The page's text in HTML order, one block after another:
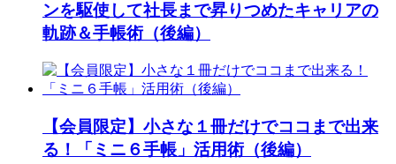
ンを駆使して社長まで昇りつめたキャリアの
軌跡＆手帳術（後編）
【会員限定】小さな１冊だけでココまで出来
る！「ミニ６手帳」活用術（後編）